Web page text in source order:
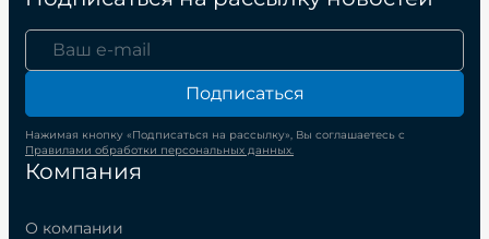
Компания
О компании
Подписаться
Нажимая кнопку «Подписаться на рассылку», Вы соглашаетесь с
Правилами обработки персональных данных.